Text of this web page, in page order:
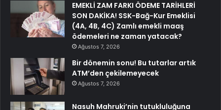
EMEKLİ ZAM FARKI ÖDEME TARİHLERİ
SON DAKİKA! SSK-Bağ-Kur Emeklisi
(4A, 4B, 4C) Zamlı emekli maaş
ödemeleri ne zaman yatacak?
Ağustos 7, 2026
Bir dönemin sonu! Bu tutarlar artık
ATM’den çekilemeyecek
Ağustos 7, 2026
Nasuh Mahruki’nin tutukluluğuna